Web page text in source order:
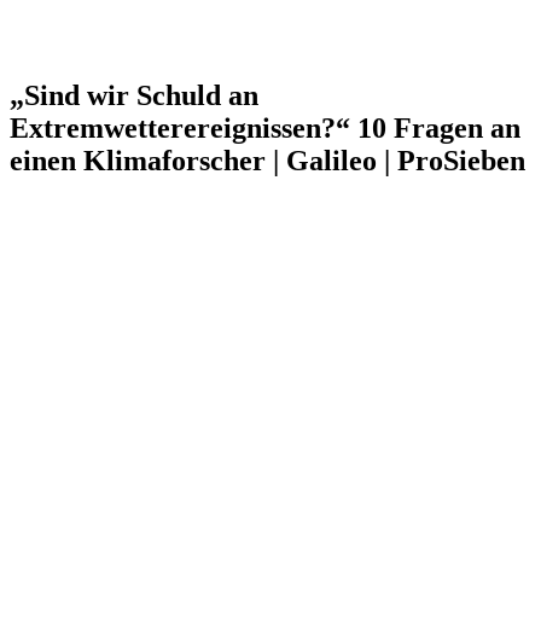
„Sind wir Schuld an
Extremwetterereignissen?“ 10 Fragen an
einen Klimaforscher | Galileo | ProSieben